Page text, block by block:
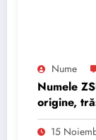
Nume
Numele
origine,
15